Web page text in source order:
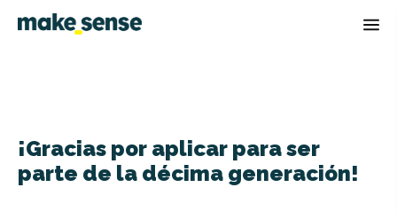
¡Gracias por aplicar para ser
parte de la décima generación!